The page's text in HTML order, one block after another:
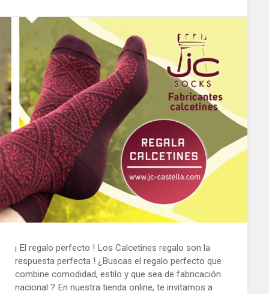
¡ El regalo perfecto ! Los Calcetines regalo son la
respuesta perfecta ! ¿Buscas el regalo perfecto que
combine comodidad, estilo y que sea de fabricación
nacional ? En nuestra tienda online, te invitamos a